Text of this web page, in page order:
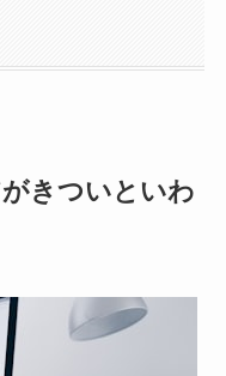
きついといわ